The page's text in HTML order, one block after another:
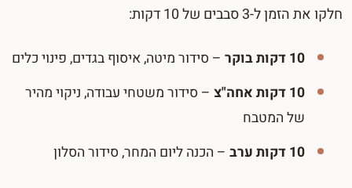
חלקו את הזמן ל-3 סבבים של 10 דקות:
10 דקות בוקר
– סידור מיטה, איסוף בגדים, פינוי כלים
10 דקות אחה"צ
– סידור משטחי עבודה, ניקוי מהיר
של המטבח
10 דקות ערב
– הכנה ליום המחר, סידור הסלון